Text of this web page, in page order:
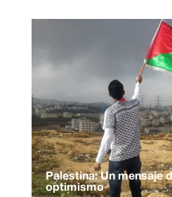
Palestina: Un mensaje
optimismo